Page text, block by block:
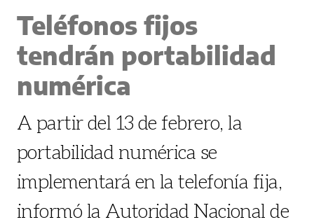
Teléfonos fijos
tendrán portabilidad
numérica
A partir del 13 de febrero, la
portabilidad numérica se
implementará en la telefonía fija,
informó la Autoridad Nacional de